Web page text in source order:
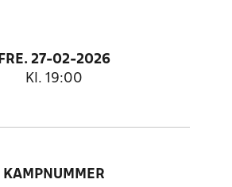
FRE. 27-02-2026
Kl. 19:00
KAMPNUMMER